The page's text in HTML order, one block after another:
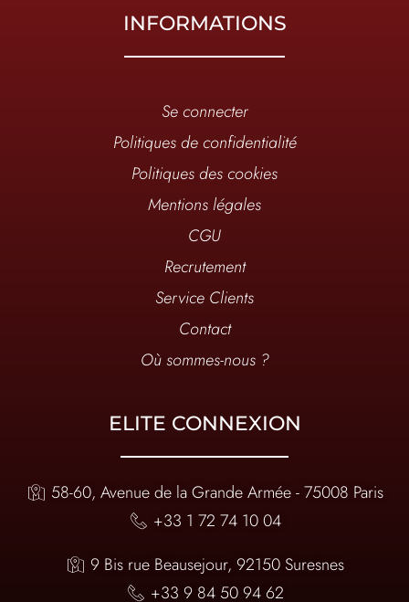
INFORMATIONS
Se connecter
Politiques de confidentialité
Politiques des cookies
Mentions légales
CGU
Recrutement
Service Clients
Contact
Où sommes-nous ?
ELITE CONNEXION
58-60, Avenue de la Grande Armée - 75008 Paris
+33 1 72 74 10 04
9 Bis rue Beausejour, 92150 Suresnes
+33 9 84 50 94 62